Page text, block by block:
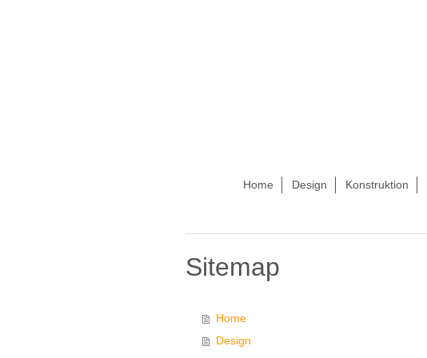
Home Design Konstruktion
Sitemap
Home
Design